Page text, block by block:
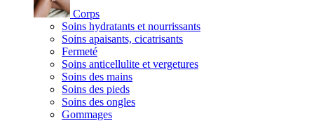
Corps
Soins hydratants et nourrissants
Soins apaisants, cicatrisants
Fermeté
Soins anticellulite et vergetures
Soins des mains
Soins des pieds
Soins des ongles
Gommages